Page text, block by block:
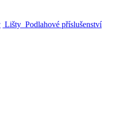
Lišty Podlahové příslušenství